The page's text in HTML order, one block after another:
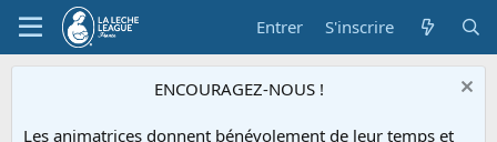
Entrer S'inscrire
ENCOURAGEZ-NOUS !
Les animatrices donnent bénévolement de leur temps et